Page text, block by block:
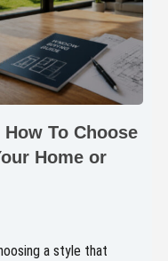
To Choose
Home or
a style that